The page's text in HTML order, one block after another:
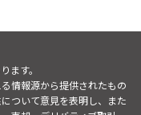
ます。
情報源から提供されたもの
ついて意見を表明し、また